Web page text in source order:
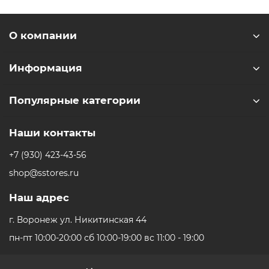
** - На момент покупки не предустановлены
магазин приложений (RuStore)
О компании
Информация
Популярные категории
Наши контакты
+7 (930) 423-43-56
shop@sstores.ru
Наш адрес
г. Воронеж ул. Никитинская 44
пн-пт 10:00-20:00 сб 10:00-19:00 вс 11:00 - 19:00